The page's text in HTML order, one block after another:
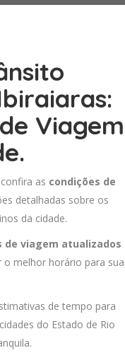
Viagem
as condições de
detalhadas sobre os
da cidade.
de viagem atualizados
o melhor horário para sua
de tempo para
do Estado de Rio